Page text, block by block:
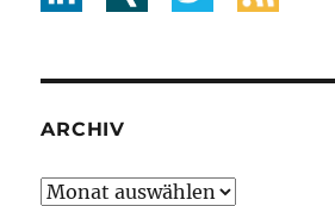
ARCHIV
Archiv